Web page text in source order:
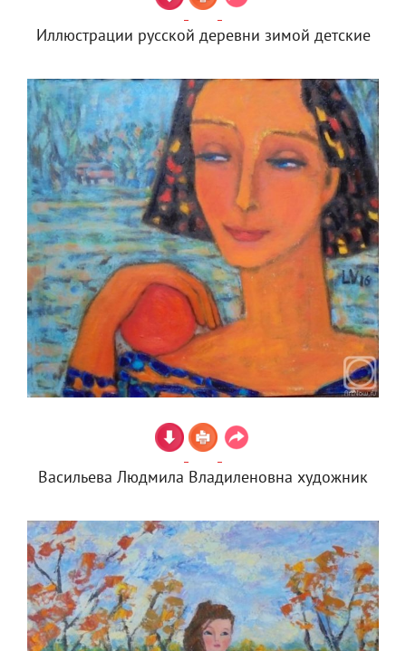
Иллюстрации русской деревни зимой детские
Васильева Людмила Владиленовна художник